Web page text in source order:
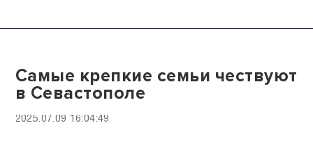
Самые крепкие семьи чествуют
в Севастополе
2025.07.09 16:04:49